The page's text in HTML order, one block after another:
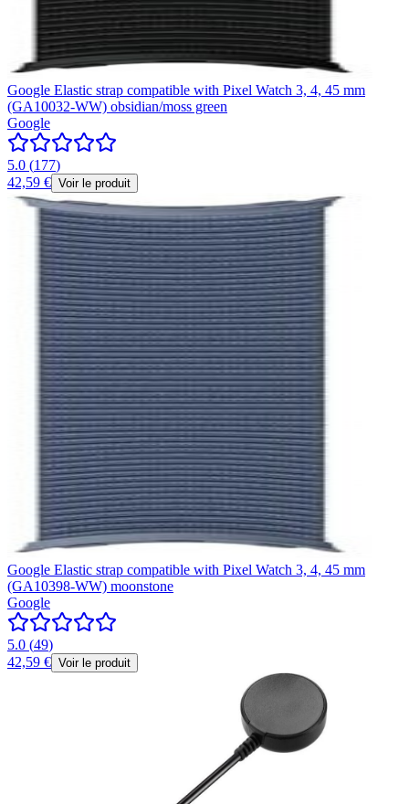
Google Elastic strap compatible with Pixel Watch 3, 4, 45 mm
(GA10032-WW) obsidian/moss green
Google
5.0 (177)
42,59 € Voir le produit
Google Elastic strap compatible with Pixel Watch 3, 4, 45 mm
(GA10398-WW) moonstone
Google
5.0 (49)
42,59 € Voir le produit